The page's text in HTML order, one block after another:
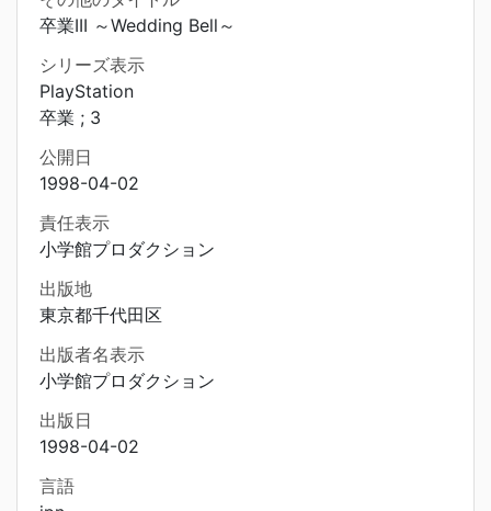
卒業III ～Wedding Bell～
シリーズ表示
PlayStation
卒業 ; 3
公開日
1998-04-02
責任表示
小学館プロダクション
出版地
東京都千代田区
出版者名表示
小学館プロダクション
出版日
1998-04-02
言語